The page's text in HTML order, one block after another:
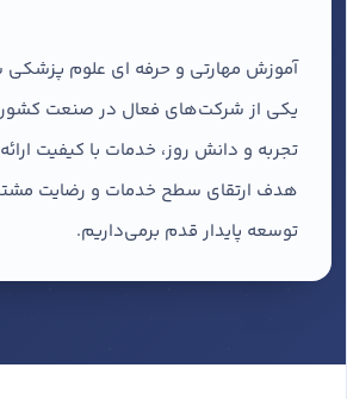
آموزش مهارتی و حرفه ای علوم
یکی از شرکت‌های فعال در صنعت کشور
تجربه و دانش روز، خدمات با کیفیت
هدف ارتقای سطح خدمات و رضایت
توسعه پایدار قدم برمی‌داریم.